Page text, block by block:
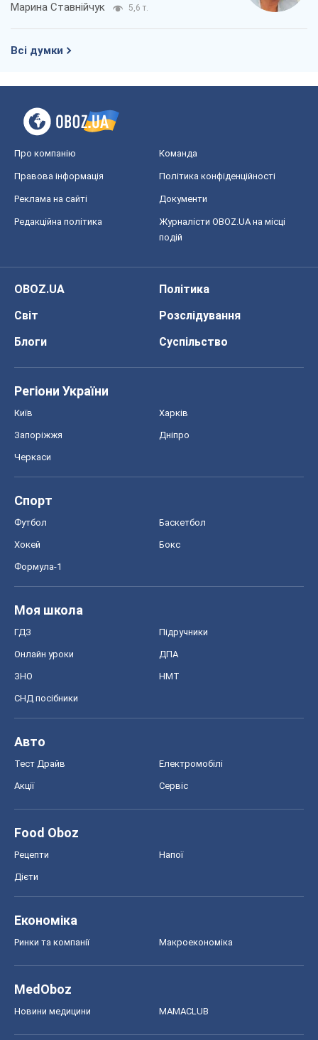
Марина Ставнійчук 5,6 т.
Всі думки
Про компанію Команда
Правова інформація Політика конфіденційності
Реклама на сайті Документи
Редакційна політика
Журналісти OBOZ.UA на місці
подій
OBOZ.UA
Політика
Світ
Розслідування
Блоги
Суспільство
Регіони України
Київ Харків
Запоріжжя Дніпро
Черкаси
Спорт
Футбол Баскетбол
Хокей Бокс
Формула-1
Моя школа
ГДЗ Підручники
Онлайн уроки ДПА
ЗНО НМТ
СНД посібники
Авто
Тест Драйв Електромобілі
Акції Сервіс
Food Oboz
Рецепти Напої
Дієти
Економіка
Ринки та компанії Макроекономіка
MedOboz
Новини медицини MAMACLUB